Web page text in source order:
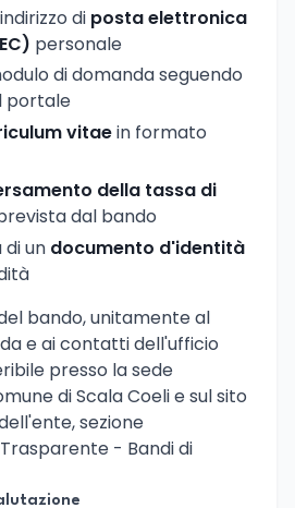
di posta elettronica
personale
di domanda seguendo
portale
vitaein formato
della tassa di
dal bando
un documento d'identità
bando, unitamente al
e ai contatti dell'ufficio
presso la sede
di Scala Coeli e sul sito
sezione
- Bandi di